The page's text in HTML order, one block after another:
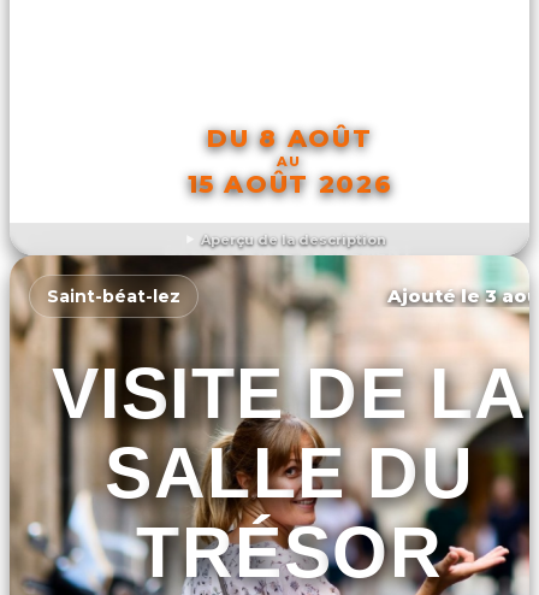
Aperçu de la description
DU 8 AOÛT
AU
15 AOÛT 2026
DÉCOUVRIR L'ÉVÉNEMENT
Saint-béat-lez Ajouté le 3
VISITE DE LA
SALLE DU
TRÉSOR